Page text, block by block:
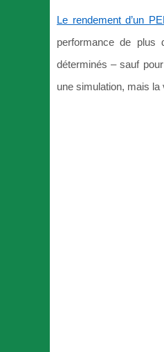
Le rendement d’un
performance de plus
déterminés – sauf
une simulation, mais